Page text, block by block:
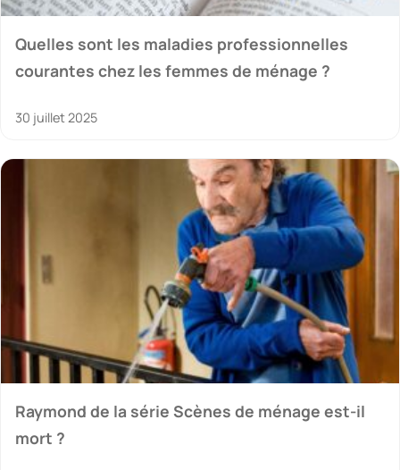
Quelles sont les maladies professionnelles
courantes chez les femmes de ménage ?
30 juillet 2025
Raymond de la série Scènes de ménage est-il
mort ?